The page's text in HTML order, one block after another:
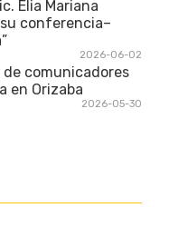
Elia Mariana
conferencia–
2026-06-02
comunicadores
en Orizaba
2026-05-30